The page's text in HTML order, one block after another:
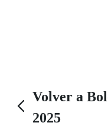
Volver a
2025